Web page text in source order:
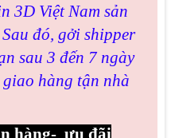
3D Việt Nam sản
đó, gởi shipper
sau 3 đến 7 ngày
hàng tận nhà
hàng- ưu đãi